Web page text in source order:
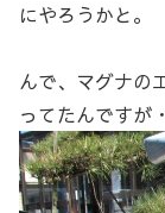
にやろうかと。
んで、マグナの
ってたんですが